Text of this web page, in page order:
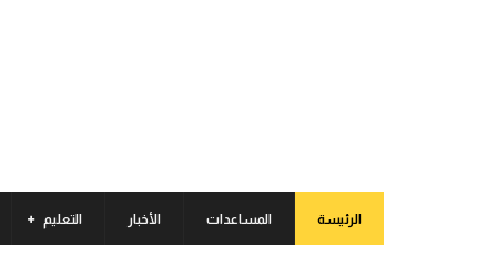
الرئيسة المساعدات الأخبار التعليم